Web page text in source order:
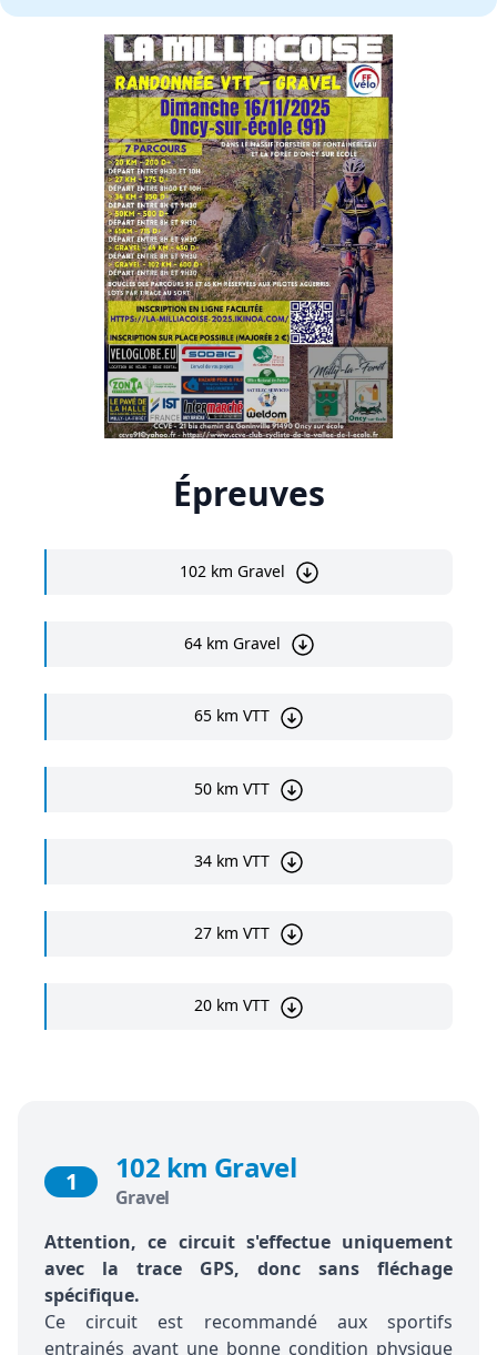
Épreuves
102 km Gravel
64 km Gravel
65 km VTT
50 km VTT
34 km VTT
27 km VTT
20 km VTT
1 102 km Gravel
Gravel
Attention, ce circuit s'effectue uniquement
avec la trace GPS, donc sans fléchage
spécifique.
Ce circuit est recommandé aux sportifs
entrainés ayant une bonne condition physique